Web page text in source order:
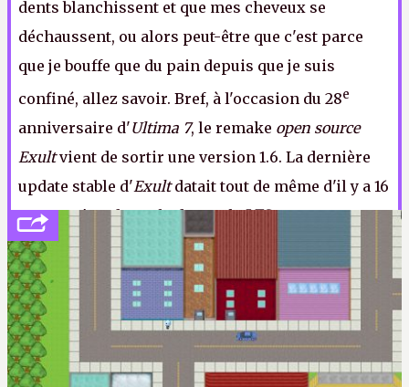
dents blanchissent et que mes cheveux se
déchaussent, ou alors peut-être que c'est parce
que je bouffe que du pain depuis que je suis
confiné, allez savoir. Bref, à l'occasion du 28e
anniversaire d'Ultima 7, le remake open source
Exultvient de sortir une version 1.6. La dernière
update stable d'Exultdatait tout de même d'il y a 16
ans. Ça c'est du cycle de patch.LFS